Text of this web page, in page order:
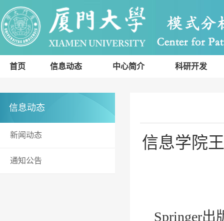
首页 信息动态 中心简介 科研开发
信息动态
新闻动态
通知公告
信息学院
Springer出